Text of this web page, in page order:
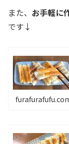
また、 お手軽に
です↓